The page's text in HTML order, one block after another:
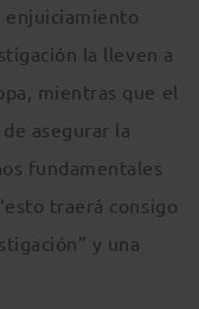
enjuiciamiento
la lleven a
mientras que el
asegurar la
fundamentales
traerá consigo
y una